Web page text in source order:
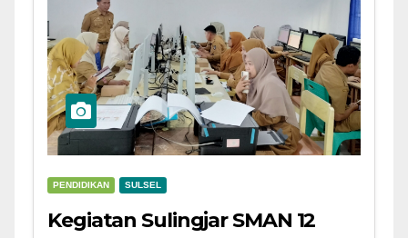
PENDIDIKAN SULSEL
Kegiatan Sulingjar SMAN 12